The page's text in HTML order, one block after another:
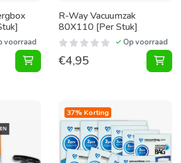
voorraad
Vacuum Opbergbox 40X40X25
R-Way Vacuumzak
80X110 [Per Stuk]
Op voorraad
€4,95
37% Korting